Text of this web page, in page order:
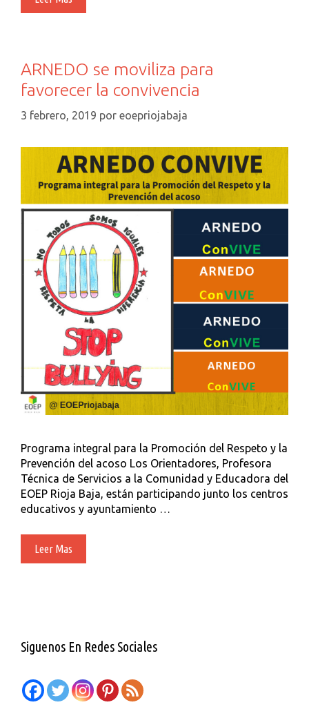
Periodo
El
2ºciclo
Educación
ARNEDO se moviliza para
favorecer la convivencia
3 febrero, 2019 por eoepriojabaja
Programa integral para la Promoción del Respeto y la
Prevención del acoso Los Orientadores, Profesora
Técnica de Servicios a la Comunidad y Educadora del
EOEP Rioja Baja, están participando junto los centros
educativos y ayuntamiento …
Leer Mas
Se
Convivencia
Siguenos En Redes Sociales